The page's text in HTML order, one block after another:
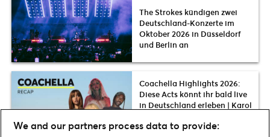
The Strokes kündigen zwei
Deutschland-Konzerte im
Oktober 2026 in Düsseldorf
und Berlin an
Coachella Highlights 2026:
Diese Acts könnt ihr bald live
in Deutschland erleben | Karol
twigs u.v.m.
We and our partners process data to provide: